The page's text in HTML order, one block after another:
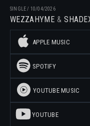
SINGLE/ 10/04/2026
WEZZAHYME
APPLE MUSIC
SPOTIFY
YOUTUBE MUSIC
YOUTUBE